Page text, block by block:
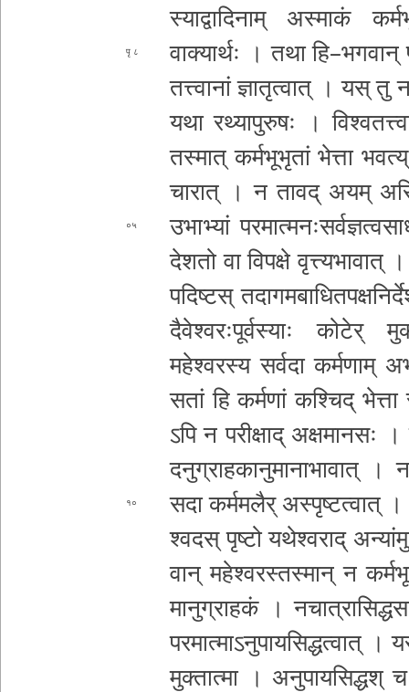
८
स्या­द्वा­दि­ना­म् अस्माकं
वाक्यार्थः । तथा हि­–­भ­गवान्
त­त्त्वा­नां ज्ञा­तृ­त्वा­त् । यस्
यथा र­थ्या­पु­रु­षः ।
तस्मात्क­र्म­भू­भृ­तां भेत्ता
चा­रा­त् । न तावद् अयम्
०५
उभाभ्यां
देशतो वा विपक्षे
प­दि­ष्ट­स् त­दा­ग­म­बा­धि­त­प­क्ष­नि
दै­वे­श्व­रः­पू­र्व­स्याः कोटेर्
महेश्वरस्य सर्वदा क­र्म­णा­म्
सतां हि कर्मणां कश्चिद्
ऽपि न प­री­क्षा­द् अ­क्ष­मा­न­सः
द­नु­ग्रा­ह­का­नु­मा
१०
ना­भा­वा­त् ।
सदा क­र्म­म­लै­र् अ­स्पृ­ष्ट­त्वा­त्
श्व­द­स् पृष्टो य­थे­श्व­रा­द्
वा­न् म­हे­श्व­र­स्त­स्मा­न् न
मा­नु­ग्रा­ह­कं ।
प­र­मा­त्मा­ऽ­नु­पा­य­सि­द्ध­त्वा­त्
मुक्तात्मा । अनुपा­य­सि­द्ध­श्